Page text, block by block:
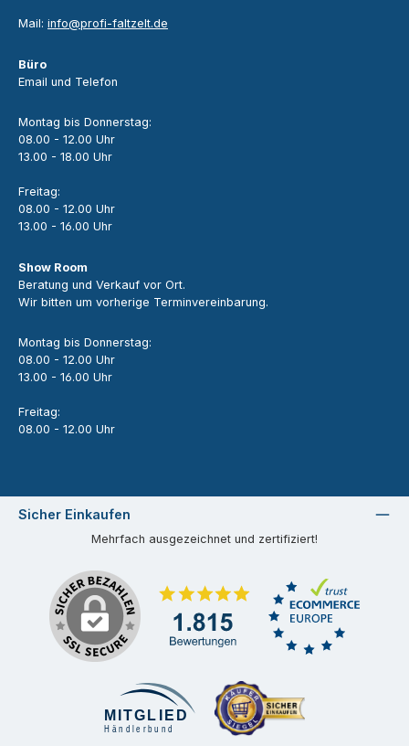
Mail: info@profi-faltzelt.de
Büro
Email und Telefon
Montag bis Donnerstag:
08.00 - 12.00 Uhr
13.00 - 18.00 Uhr
Freitag:
08.00 - 12.00 Uhr
13.00 - 16.00 Uhr
Show Room
Beratung und Verkauf vor Ort.
Wir bitten um vorherige Terminvereinbarung.
Montag bis Donnerstag:
08.00 - 12.00 Uhr
13.00 - 16.00 Uhr
Freitag:
08.00 - 12.00 Uhr
Sicher Einkaufen
Mehrfach ausgezeichnet und zertifiziert!